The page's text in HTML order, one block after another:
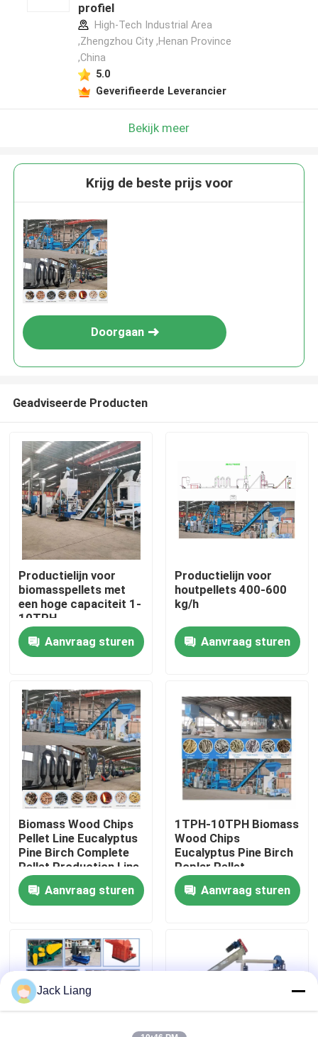
Thuis
VR-show
Over ons
Fabrieksreis
Kwaliteitscontrole
Contacteer ons
Vraag een offerte aan
De Machine van de korrelmolen
profiel
High-Tech Industrial Area
,Zhengzhou City ,Henan Province
,China
5.0
Geverifieerde Leverancier
Bekijk meer
Krijg de beste prijs voor
Doorgaan
Geadviseerde Producten
Productielijn voor
biomasspellets met
een hoge capaciteit 1-
10TPH
Aanvraag sturen
Productielijn voor
houtpellets 400-600
kg/h
Aanvraag sturen
Biomass Wood Chips
Pellet Line Eucalyptus
Pine Birch Complete
Pellet Production Line
Aanvraag sturen
1TPH-10TPH Biomass
Wood Chips
Eucalyptus Pine Birch
Poplar Pellet
Production Line
Aanvraag sturen
Jack Liang